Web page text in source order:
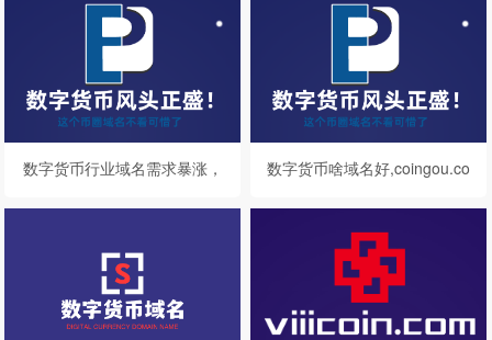
数字货币行业域名需求暴涨，
数字货币啥域名好,coingou.co